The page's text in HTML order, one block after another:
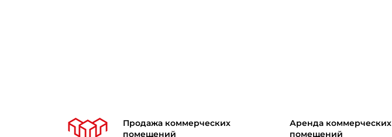
Продажа коммерческих
помещений
Аренда коммерческих
помещений